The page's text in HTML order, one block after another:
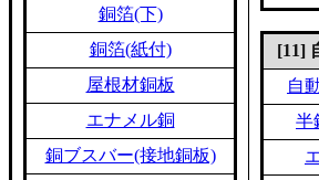
銅箔(下)
銅箔(紙付)
屋根材銅板
エナメル銅
銅ブスバー(接地銅板)
[11]
自
半